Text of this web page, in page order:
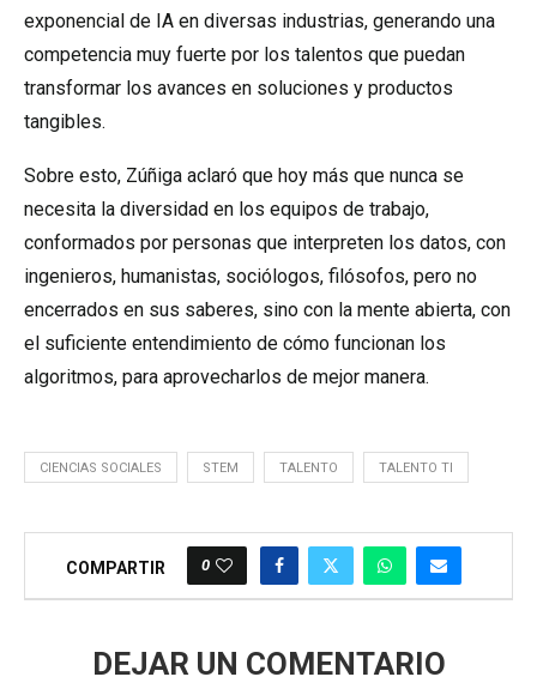
exponencial de IA en diversas industrias, generando una
competencia muy fuerte por los talentos que puedan
transformar los avances en soluciones y productos
tangibles.
Sobre esto, Zúñiga aclaró que hoy más que nunca se
necesita la diversidad en los equipos de trabajo,
conformados por personas que interpreten los datos, con
ingenieros, humanistas, sociólogos, filósofos, pero no
encerrados en sus saberes, sino con la mente abierta, con
el suficiente entendimiento de cómo funcionan los
algoritmos, para aprovecharlos de mejor manera.
CIENCIAS SOCIALES STEM TALENTO TALENTO TI
COMPARTIR 0
DEJAR UN COMENTARIO